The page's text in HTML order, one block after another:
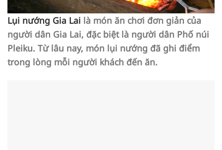
Lụi nướng Gia Lai là món ăn chơi đơn giản của
người dân Gia Lai, đặc biệt là người dân Phố núi
Pleiku. Từ lâu nay, món lụi nướng đã ghi điểm
trong lòng mỗi người khách đến ăn.